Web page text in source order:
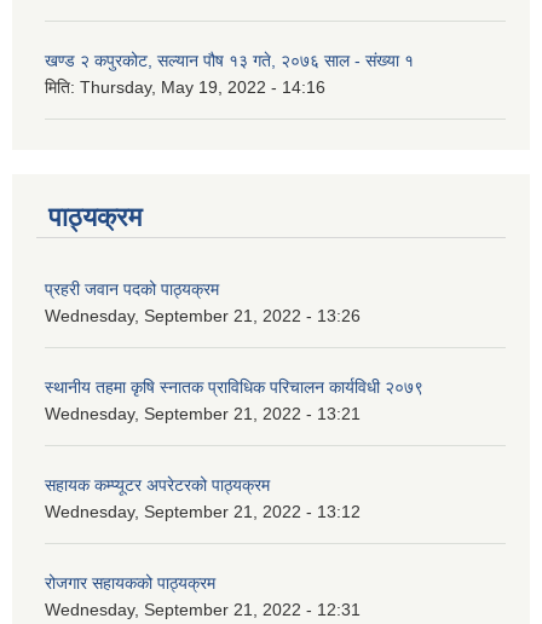
खण्ड २ कपुरकोट, सल्यान पौष १३ गते, २०७६ साल - संख्या १
मिति: Thursday, May 19, 2022 - 14:16
पाठ्यक्रम
प्रहरी जवान पदको पाठ्यक्रम
Wednesday, September 21, 2022 - 13:26
स्थानीय तहमा कृषि स्नातक प्राविधिक परिचालन कार्यविधी २०७९
Wednesday, September 21, 2022 - 13:21
सहायक कम्प्यूटर अपरेटरको पाठ्यक्रम
Wednesday, September 21, 2022 - 13:12
रोजगार सहायकको पाठ्यक्रम
Wednesday, September 21, 2022 - 12:31